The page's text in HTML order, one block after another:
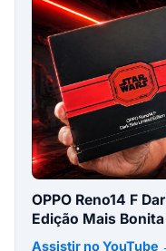
OPPO Reno14 F
Edição Mais Bonita
Assistir no YouTube